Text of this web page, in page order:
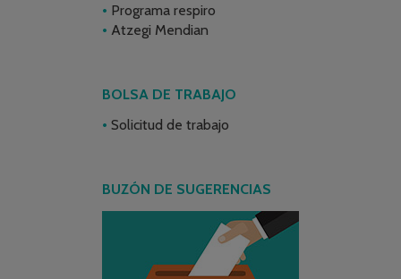
Programa respiro
Atzegi Mendian
BOLSA DE TRABAJO
Solicitud de trabajo
BUZÓN DE SUGERENCIAS